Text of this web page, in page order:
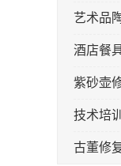
艺术品
酒店餐
紫砂壶
技术培训
古董修